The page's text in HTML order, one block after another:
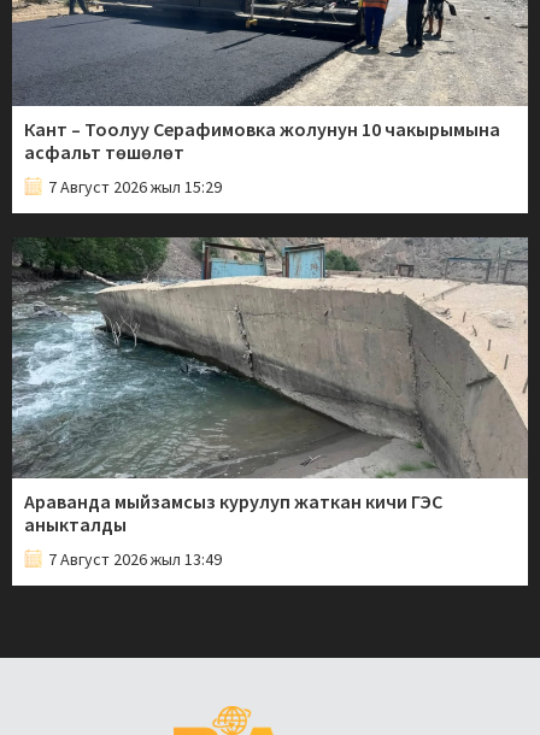
Кант – Тоолуу Серафимовка жолунун 10 чакырымына
асфальт төшөлөт
7 Август 2026 жыл 15:29
Араванда мыйзамсыз курулуп жаткан кичи ГЭС
аныкталды
7 Август 2026 жыл 13:49